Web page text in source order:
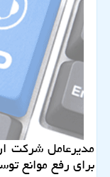
مدیرعامل شركت
برای رفع موانع